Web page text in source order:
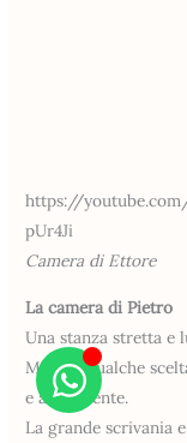
https://
pUr4Ji
Camera di Ettore
La camera di Pietro
Una stanza stretta e
Ma con qualche
e accogliente.
La grande scrivania